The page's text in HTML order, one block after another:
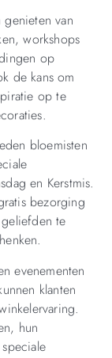
genieten van
workshops
op
de kans om
op te
bloemisten
en Kerstmis.
bezorging
te
evenementen
klanten
hun